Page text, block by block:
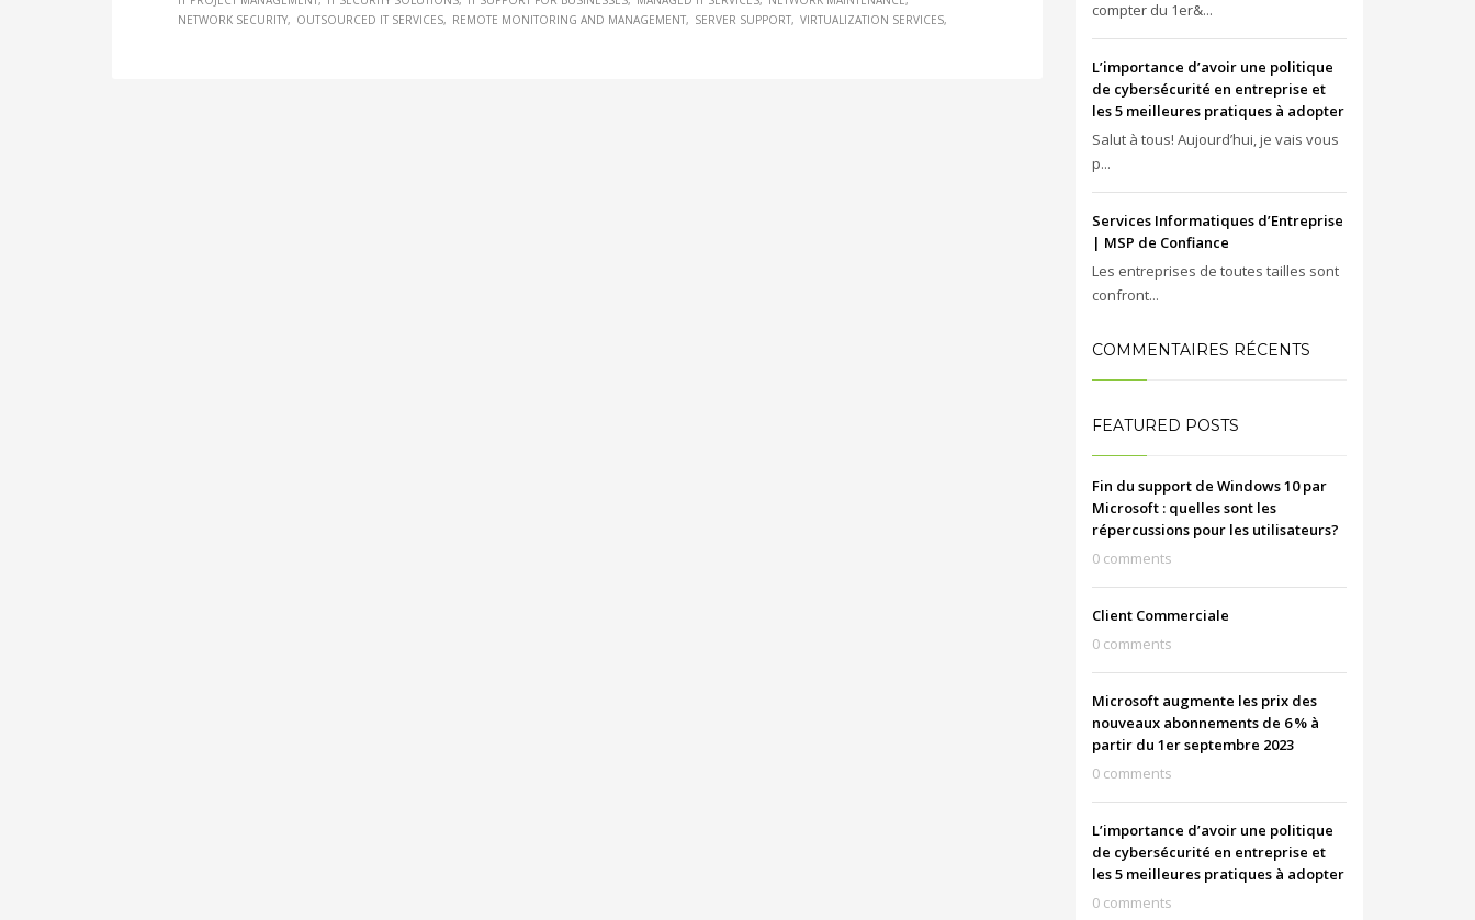
NETWORK SECURITY
OUTSOURCED IT SERVICES REMOTE MONITORING AND MANAGEMENT SERVER SUPPORT VIRTUALIZATION SERVICES
compter du 1er&...
L’importance d’avoir une politique
de cybersécurité en entreprise et
les 5 meilleures pratiques à adopter
Salut à tous! Aujourd’hui, je vais vous
p...
Services Informatiques d’Entreprise
| MSP de Confiance
Les entreprises de toutes tailles sont
confront...
COMMENTAIRES RÉCENTS
FEATURED POSTS
Fin du support de Windows 10 par
Microsoft : quelles sont les
répercussions pour les utilisateurs?
0 comments
Client Commerciale
0 comments
Microsoft augmente les prix des
nouveaux abonnements de 6 % à
partir du 1er septembre 2023
0 comments
L’importance d’avoir une politique
de cybersécurité en entreprise et
les 5 meilleures pratiques à adopter
0 comments